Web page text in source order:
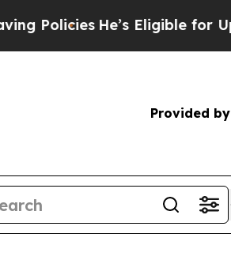
He’s Eligible for Up to
Provided by